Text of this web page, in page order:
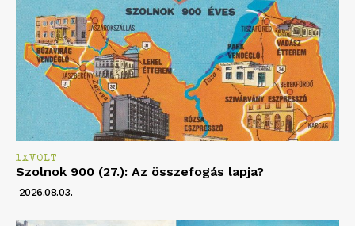
1XVOLT
Szolnok 900 (27.): Az összefogás lapja?
2026.08.03.